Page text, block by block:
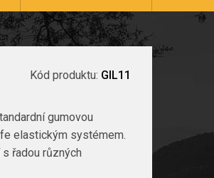
Kód produktu: GIL11
gumovou
elastickým systémem.
řadou různých